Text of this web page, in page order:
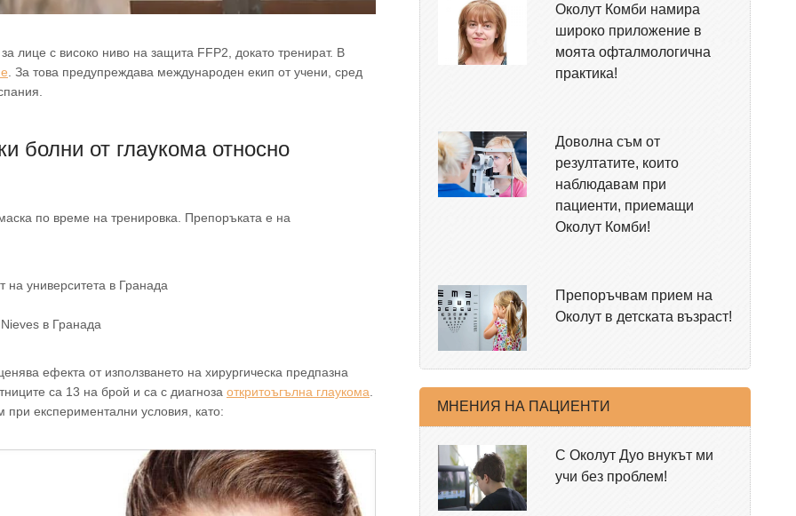
лице с високо ниво на защита FFP2, докато тренират. В
. За това предупреждава международен екип от учени, сред
болни от глаукома относно
по време на тренировка. Препоръката е на
на университета в Гранада
в Гранада
ефекта от използването на хирургическа предпазна
са 13 на брой и са с диагноза откритоъгълна глаукома
при експериментални условия, като:
Околут Комби намира
широко приложение в
моята офталмологична
практика!
Доволна съм от
резултатите, които
наблюдавам при
пациенти, приемащи
Околут Комби!
Препоръчвам прием на
Околут в детската възраст!
МНЕНИЯ НА ПАЦИЕНТИ
С Околут Дуо внукът ми
учи без проблем!